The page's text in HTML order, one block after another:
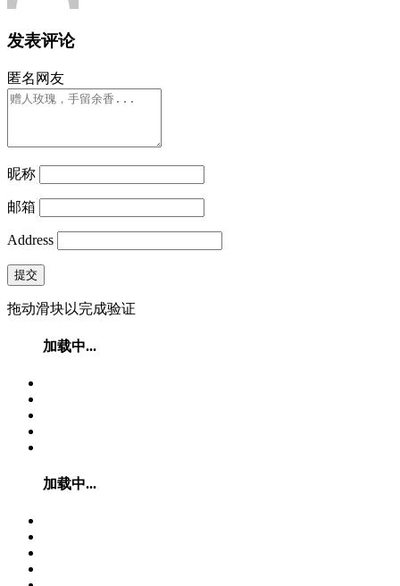
发表评论
匿名网友
昵称
邮箱
Address
提交
拖动滑块以完成验证
加载中...
加载中...